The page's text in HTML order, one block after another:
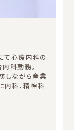
て心療内科の
科勤務。
しながら産業
内科、精神科